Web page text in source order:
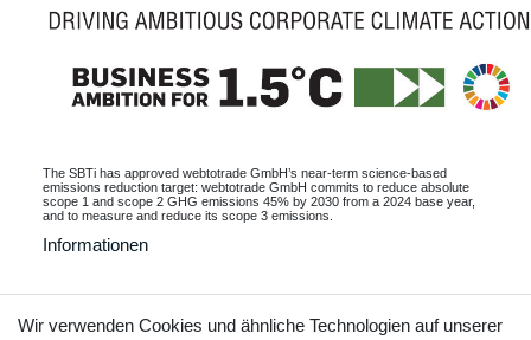
The SBTi has approved webtotrade GmbH’s near-term science-based
emissions reduction target: webtotrade GmbH commits to reduce absolute
scope 1 and scope 2 GHG emissions 45% by 2030 from a 2024 base year,
and to measure and reduce its scope 3 emissions.
Informationen
Wir verwenden Cookies und ähnliche Technologien auf unserer